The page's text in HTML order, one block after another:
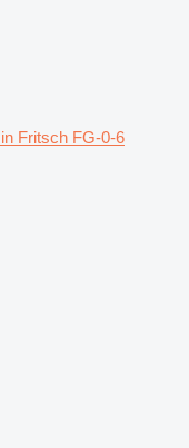
Fritsch FG-0-6